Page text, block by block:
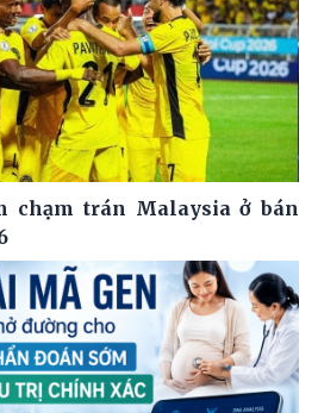
chạm trán Malaysia ở bán